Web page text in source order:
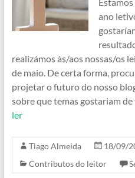
ano
realizámos às/aos nossas/os
de maio. De certa forma,
projetar o futuro do nosso
sobre que temas gostariam de
ler
Tiago Almeida
18/09/
Contributos do leitor